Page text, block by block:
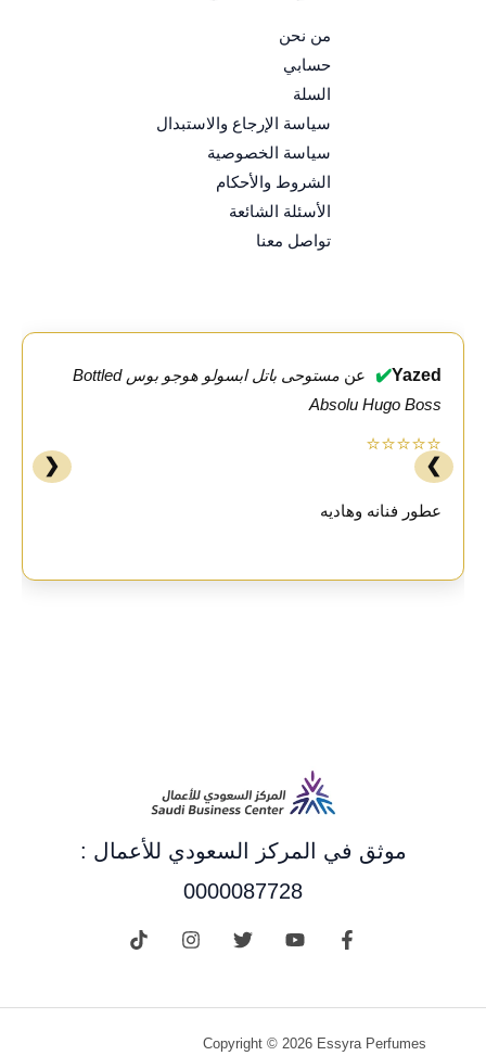
من نحن
حسابي
السلة
سياسة الإرجاع والاستبدال
سياسة الخصوصية
الشروط والأحكام
الأسئلة الشائعة
تواصل معنا
Yazed
✔️ عن
مستوحى باتل ابسولو هوجو بوس Bottled
Absolu Hugo Boss
⭐⭐⭐⭐⭐
عطور فنانه وهاديه
❮ ❯
موثق في المركز السعودي للأعمال :
0000087728
Copyright © 2026 Essyra Perfumes